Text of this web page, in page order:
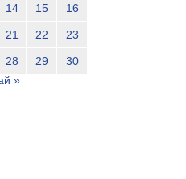
14 15 16
21 22 23
28 29
30
»